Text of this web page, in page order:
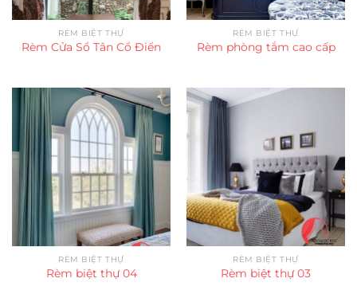
RÈM BIỆT THỰ
Rèm Cửa Sổ Tân Cổ Điển
RÈM BIỆT THỰ
Rèm phòng tắm cao cấp
RÈM BIỆT THỰ
Rèm biệt thự 04
RÈM BIỆT THỰ
Rèm biệt thự 03